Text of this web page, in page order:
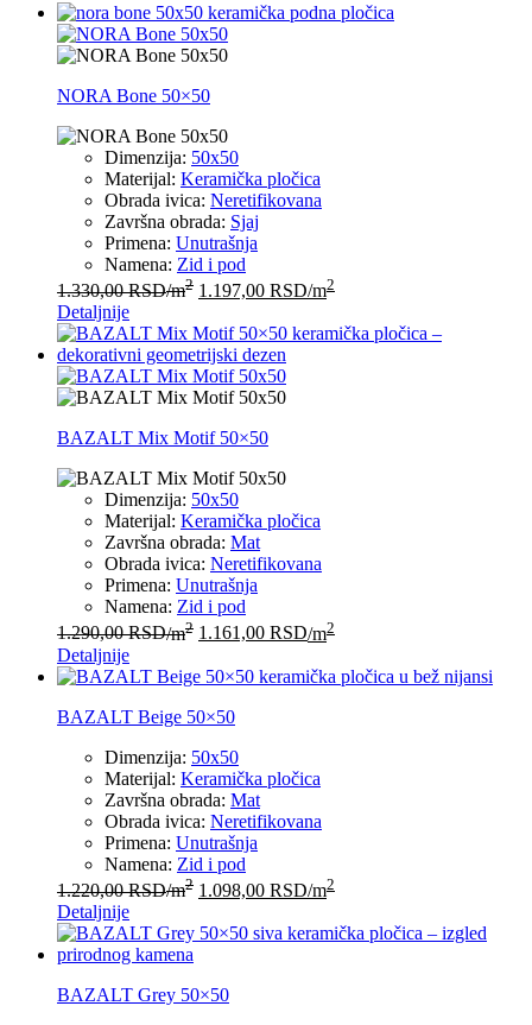
NORA Bone 50×50
Dimenzija: 50x50
Materijal: Keramička pločica
Obrada ivica: Neretifikovana
Završna obrada: Sjaj
Primena: Unutrašnja
Namena: Zid i pod
1.330,00RSD/m2 1.197,00 RSD/m2
Detaljnije
BAZALT Mix Motif 50×50
Dimenzija: 50x50
Materijal: Keramička pločica
Završna obrada: Mat
Obrada ivica: Neretifikovana
Primena: Unutrašnja
Namena: Zid i pod
1.290,00RSD/m2 1.161,00 RSD/m2
Detaljnije
BAZALT Beige 50×50
Dimenzija: 50x50
Materijal: Keramička pločica
Završna obrada: Mat
Obrada ivica: Neretifikovana
Primena: Unutrašnja
Namena: Zid i pod
1.220,00RSD/m2 1.098,00 RSD/m2
Detaljnije
BAZALT Grey 50×50